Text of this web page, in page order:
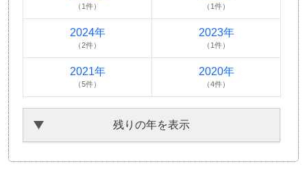
（1件） （1件）
2024年
（2件）
2023年
（1件）
2021年
（5件）
2020年
（4件）
残りの年を表示